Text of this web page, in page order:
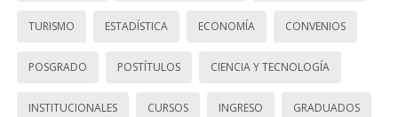
TURISMO ESTADÍSTICA ECONOMÍA CONVENIOS
POSGRADO POSTÍTULOS CIENCIA Y TECNOLOGÍA
INSTITUCIONALES CURSOS INGRESO GRADUADOS